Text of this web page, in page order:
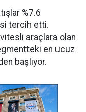
%7.6
tercih etti.
araçlara olan
en ucuz
başlıyor.